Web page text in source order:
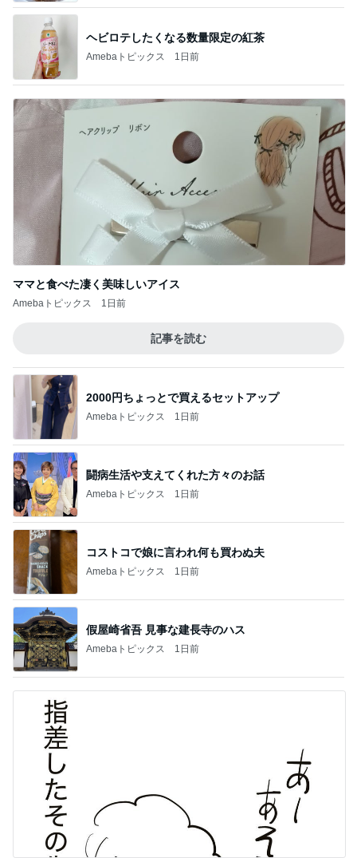
ヘビロテしたくなる数量限定の紅茶
Amebaトピックス 1日前
ママと食べた凄く美味しいアイス
Amebaトピックス 1日前
記事を読む
2000円ちょっとで買えるセットアップ
Amebaトピックス 1日前
闘病生活や支えてくれた方々のお話
Amebaトピックス 1日前
コストコで娘に言われ何も買わぬ夫
Amebaトピックス 1日前
假屋崎省吾 見事な建長寺のハス
Amebaトピックス 1日前